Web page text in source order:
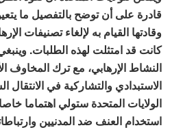
قادرة على أن توضح بالتفصيل ما
وقادتها القيام به لإلغاء تصنيفات
كانت قد امتثلت لهذه الطلبات.
النشاط الإرهابي، مع ترك المخاوف
الاستبدادي والتشاركية في
الولايات المتحدة ستولي اهتماما
استخدام العنف ضد المدنيين